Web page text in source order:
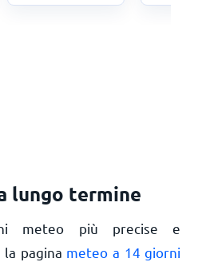
lungo termine
meteo più precise e
pagina meteo a 14 giorni